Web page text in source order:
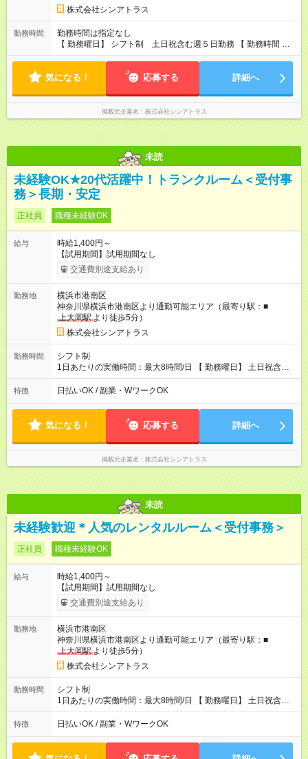
株式会社シンアトラス
勤務時間
勤務時間は指定なし
【 勤務曜日】 シフト制 土日祝含む週５日勤務 【 勤務時間 】
・ 9：00～20：00（実働8h／休憩１h） ※残業ほとんどありま
気になる！ 応募する 詳細へ
掲載元企業名 株式会社シンアトラス
未読
未経験OK★20代活躍中！トランクルーム＜受付事
務＞長期・安定
正社員 職種未経験OK
給与
時給1,400円～
【試用期間】試用期間なし
交通費別途支給あり
勤務地
横浜市港南区
神奈川県横浜市港南区より通勤可能エリア（最寄り駅：■
上大岡駅 より徒歩5分）
株式会社シンアトラス
勤務時間
シフト制
1日あたりの実働時間：最大8時間/日 【 勤務曜日】 土日祝含む
シフト制 【 勤務時間 】 ・ 9：30～20：00 の間でシフト制（休
憩１h） ※残業はほとんどありません
特徴 日払いOK / 副業・WワークOK
気になる！ 応募する 詳細へ
掲載元企業名 株式会社シンアトラス
未読
未経験歓迎＊人気のレンタルルーム＜受付事務＞
正社員 職種未経験OK
給与
時給1,400円～
【試用期間】試用期間なし
交通費別途支給あり
勤務地
横浜市港南区
神奈川県横浜市港南区より通勤可能エリア（最寄り駅：■
上大岡駅 より徒歩5分）
株式会社シンアトラス
勤務時間
シフト制
1日あたりの実働時間：最大8時間/日 【 勤務曜日】 土日祝含む
シフト制 【 勤務時間 】 ・ 9：30～20：00 の間でシフト制（休
憩１h） ※残業はほとんどありません
特徴 日払いOK / 副業・WワークOK